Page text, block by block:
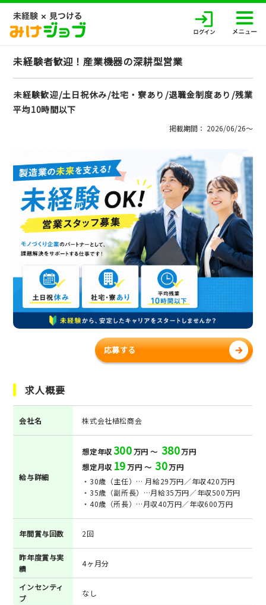
未経験者歓迎！産業機器の深耕型営業
未経験歓迎/土日祝休み/社宅・寮あり/退職金制度あり/残業
平均10時間以下
掲載期間： 2026/06/26〜
応募する
求人概要
会社名 株式会社植松商会
給与詳細
想定年収300万円 ～ 380万円
想定月収 19万円 ～ 30万円
・30歳（主任）… 月給29万円／年収420万円
・35歳（副所長）…月給35万円／年収500万円
・40歳（所長）…月収40万円／年収600万円
年間賞与回数 2回
昨年度賞与実
績
4ヶ月分
インセンティ
ブ
なし